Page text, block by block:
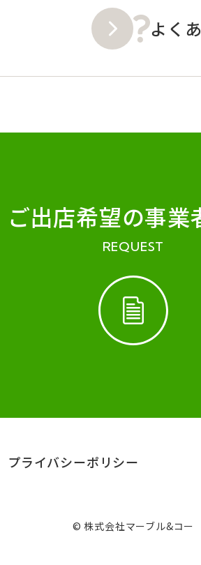
よく
ご出店希望の事業
REQUEST
プライバシーポリシー
© 株式会社マーブル&コー